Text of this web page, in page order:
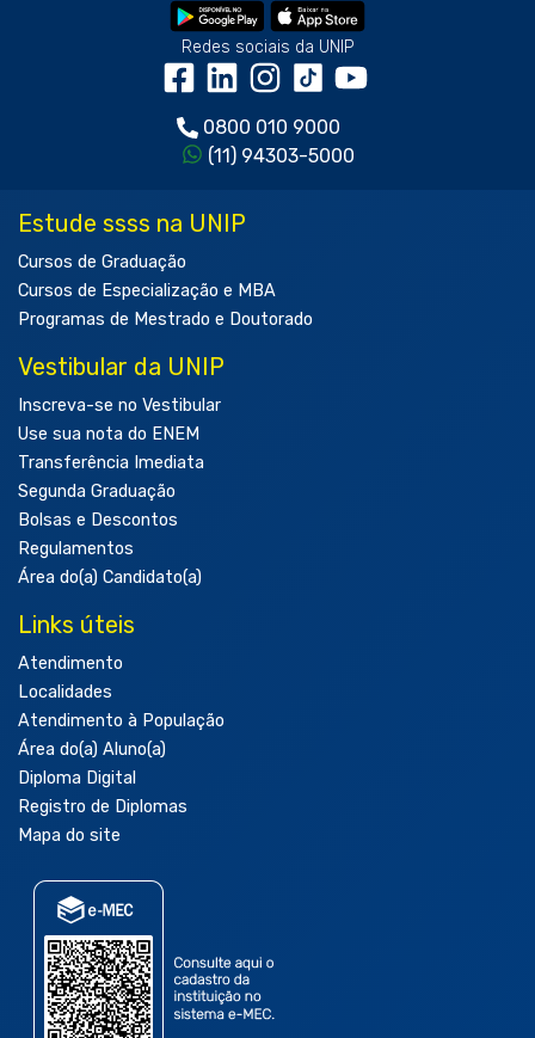
Redes sociais da UNIP
0800 010 9000
(11) 94303-5000
Estude ssss na UNIP
Cursos de Graduação
Cursos de Especialização e MBA
Programas de Mestrado e Doutorado
Vestibular da UNIP
Inscreva-se no Vestibular
Use sua nota do ENEM
Transferência Imediata
Segunda Graduação
Bolsas e Descontos
Regulamentos
Área do(a) Candidato(a)
Links úteis
Atendimento
Localidades
Atendimento à População
Área do(a) Aluno(a)
Diploma Digital
Registro de Diplomas
Mapa do site